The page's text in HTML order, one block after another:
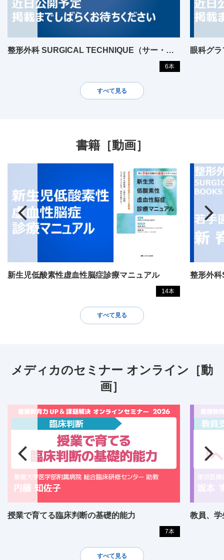
整形外科 SURGICAL TECHNIQUE（サー・・・
6本
眼科グ
すべて見る
書籍［動画］
新生児低酸素性虚血性脳症診療マニュアル
14本
すべて見る
メディカのセミナー オンライン［動
画］
授業で育てる臨床判断の基礎的能力
7本
教員、学
すべて見る